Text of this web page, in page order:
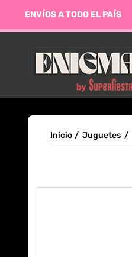
ENVÍOS A TODO EL PAÍS
Inicio / Juguetes /